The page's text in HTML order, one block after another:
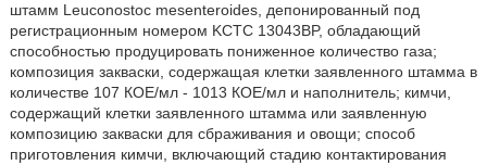
штамм Leuconostoc mesenteroides, депонированный под
регистрационным номером KCTC 13043BP, обладающий
способностью продуцировать пониженное количество газа;
композиция закваски, содержащая клетки заявленного штамма в
количестве 107 КОЕ/мл - 1013 КОЕ/мл и наполнитель; кимчи,
содержащий клетки заявленного штамма или заявленную
композицию закваски для сбраживания и овощи; способ
приготовления кимчи, включающий стадию контактирования